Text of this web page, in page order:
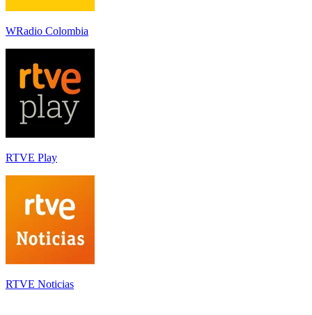
WRadio Colombia
RTVE Play
RTVE Noticias